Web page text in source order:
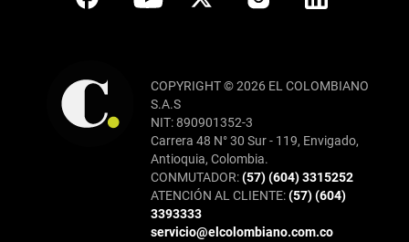
COPYRIGHT © 2026 EL COLOMBIANO
S.A.S
NIT: 890901352-3
Carrera 48 N° 30 Sur - 119, Envigado,
Antioquia, Colombia.
CONMUTADOR:(57) (604) 3315252
ATENCIÓN AL CLIENTE:(57) (604)
3393333
servicio@elcolombiano.com.co